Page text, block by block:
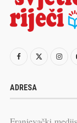
ADRESA